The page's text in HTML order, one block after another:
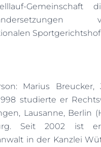
Gemeinschaft
Sportgerichtshof
Marius Breucker,
studierte er
Lausanne, Berlin
Seit 2002 ist er
in der Kanzlei